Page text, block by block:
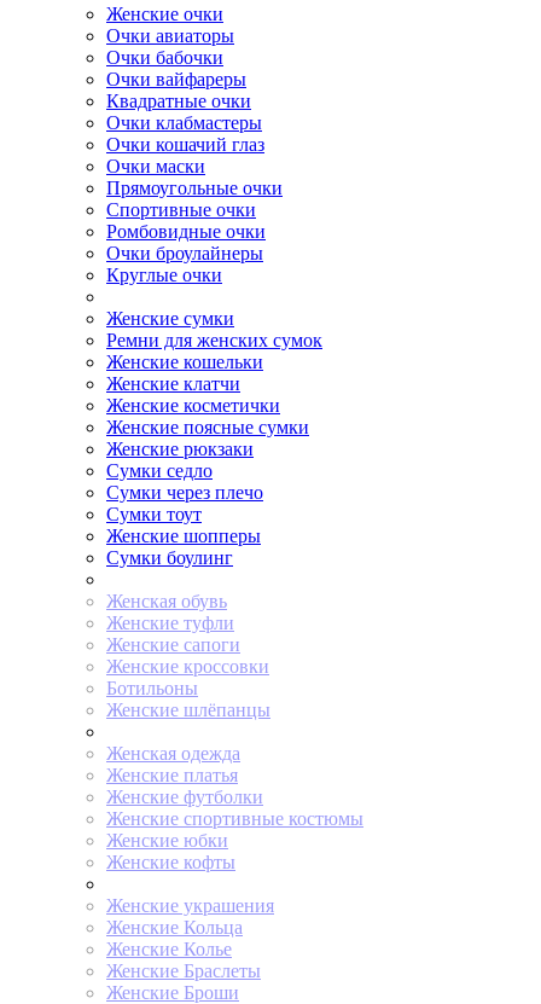
Женские очки
Очки авиаторы
Очки бабочки
Очки вайфареры
Квадратные очки
Очки клабмастеры
Очки кошачий глаз
Очки маски
Прямоугольные очки
Спортивные очки
Ромбовидные очки
Очки броулайнеры
Круглые очки
Женские сумки
Ремни для женских сумок
Женские кошельки
Женские клатчи
Женские косметички
Женские поясные сумки
Женские рюкзаки
Сумки седло
Сумки через плечо
Сумки тоут
Женские шопперы
Сумки боулинг
Женская обувь
Женские туфли
Женские сапоги
Женские кроссовки
Ботильоны
Женские шлёпанцы
Женская одежда
Женские платья
Женские футболки
Женские спортивные костюмы
Женские юбки
Женские кофты
Женские украшения
Женские Кольца
Женские Колье
Женские Браслеты
Женские Броши